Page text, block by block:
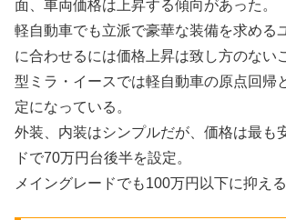
面、車両価格は上昇する傾向があった。
軽自動車でも立派で豪華な装備を求める
に合わせるには価格上昇は致し方のない
型ミラ・イースでは軽自動車の原点回帰
定になっている。
外装、内装はシンプルだが、価格は最も
ドで70万円台後半を設定。
メイングレードでも100万円以下に抑える